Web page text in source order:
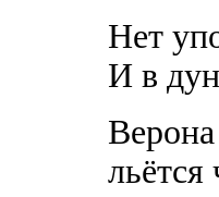
Нет
И в
льётся